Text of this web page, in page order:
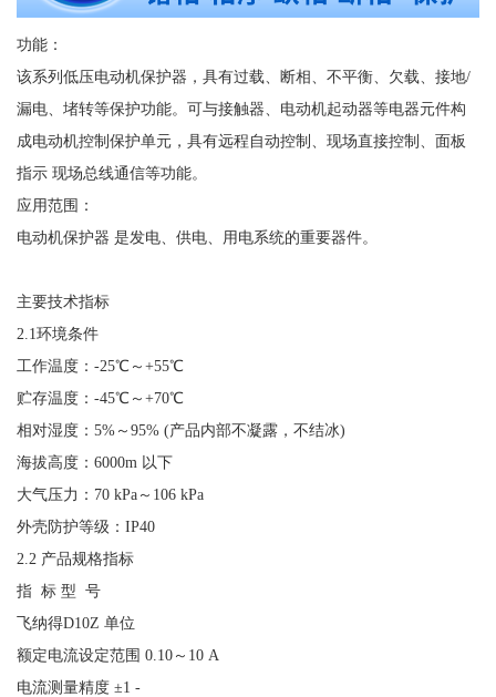
功能：
该系列低压电动机保护器，具有过载、断相、不平衡、欠载、接地/
漏电、堵转等保护功能。可与接触器、电动机起动器等电器元件构
成电动机控制保护单元，具有远程自动控制、现场直接控制、面板
指示 现场总线通信等功能。
应用范围：
电动机保护器 是发电、供电、用电系统的重要器件。
主要技术指标
2.1环境条件
工作温度： -25℃～+55℃
贮存温度： -45℃～+70℃
相对湿度： 5%～95% (产品内部不凝露，不结冰)
海拔高度： 6000m 以下
大气压力： 70 kPa～106 kPa
外壳防护等级： IP40
2.2 产品规格指标
指标 型 号
飞纳得D10Z 单位
额定电流设定范围 0.10～10 A
电流测量精度 ±1 -